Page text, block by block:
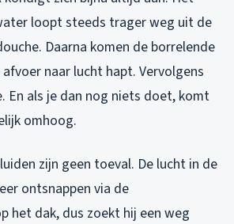
loopt steeds trager weg uit de
Daarna komen de borrelende
naar lucht hapt. Vervolgens
En als je dan nog niets doet, komt
omhoog.
zijn geen toeval. De lucht in de
ontsnappen via de
het dak, dus zoekt hij een weg